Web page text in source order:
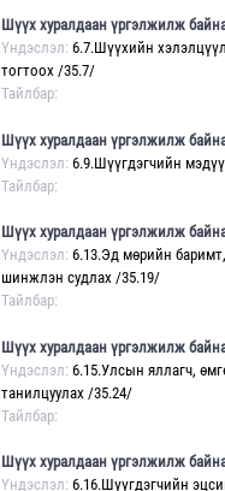
Шүүх хуралдаан үргэлжилж
Үндэслэл: 6.7.Шүүхийн
тогтоох /35.7/
Тайлбар:
Шүүх хуралдаан үргэлжилж
Үндэслэл: 6.9.Шүүгдэгчийн
Тайлбар:
Шүүх хуралдаан үргэлжилж
Үндэслэл: 6.13.Эд мөрийн
шинжлэн судлах /35.19/
Тайлбар:
Шүүх хуралдаан үргэлжилж
Үндэслэл: 6.15.Улсын яллагч,
танилцуулах /35.24/
Тайлбар:
Шүүх хуралдаан үргэлжилж
Үндэслэл: 6.16.Шүүгдэгчийн